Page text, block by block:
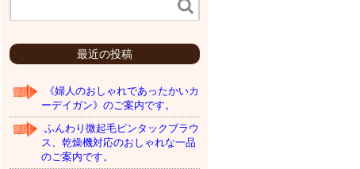
最近の投稿
《婦人のおしゃれであったかいカ
ーデイガン》のご案内です。
ふんわり微起毛ピンタックブラウ
ス、乾燥機対応のおしゃれな一品
のご案内です。